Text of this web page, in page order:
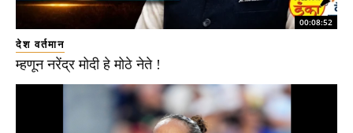
00:08:52
देश वर्तमान
म्हणून नरेंद्र मोदी हे मोठे नेते !